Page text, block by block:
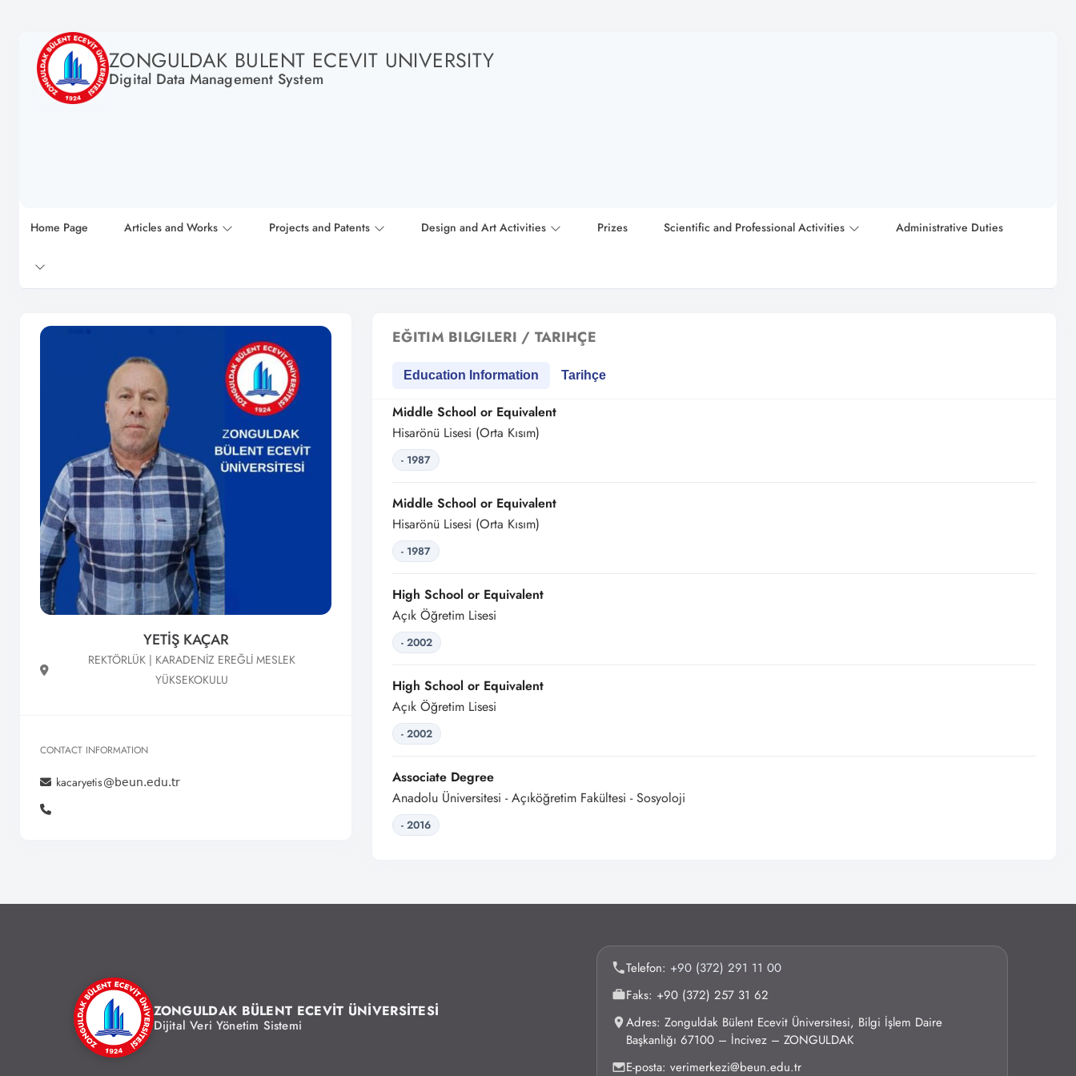
ZONGULDAK BULENT ECEVIT UNIVERSITY
Digital Data Management System
Home Page Articles and Works Projects and Patents Design and Art Activities Prizes Scientific and Professional Activities Administrative Duties
YETİŞ KAÇAR
REKTÖRLÜK | KARADENİZ EREĞLİ MESLEK
YÜKSEKOKULU
CONTACT INFORMATION
kacaryetis
EĞITIM BILGILERI / TARIHÇE
Education Information Tarihçe
Middle School or Equivalent
Hisarönü Lisesi (Orta Kısım)
- 1987
Middle School or Equivalent
Hisarönü Lisesi (Orta Kısım)
- 1987
High School or Equivalent
Açık Öğretim Lisesi
- 2002
High School or Equivalent
Açık Öğretim Lisesi
- 2002
Associate Degree
Anadolu Üniversitesi - Açıköğretim Fakültesi - Sosyoloji
- 2016
ZONGULDAK BÜLENT ECEVİT ÜNİVERSİTESİ
Dijital Veri Yönetim Sistemi
Telefon: +90 (372) 291 11 00
Faks: +90 (372) 257 31 62
Adres: Zonguldak Bülent Ecevit Üniversitesi, Bilgi İşlem Daire
Başkanlığı 67100 – İncivez – ZONGULDAK
E-posta: verimerkezi@beun.edu.tr